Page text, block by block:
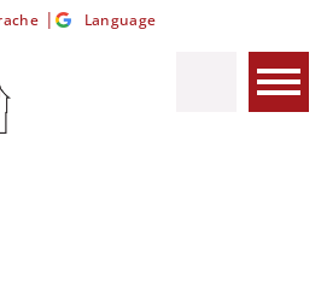
| Language